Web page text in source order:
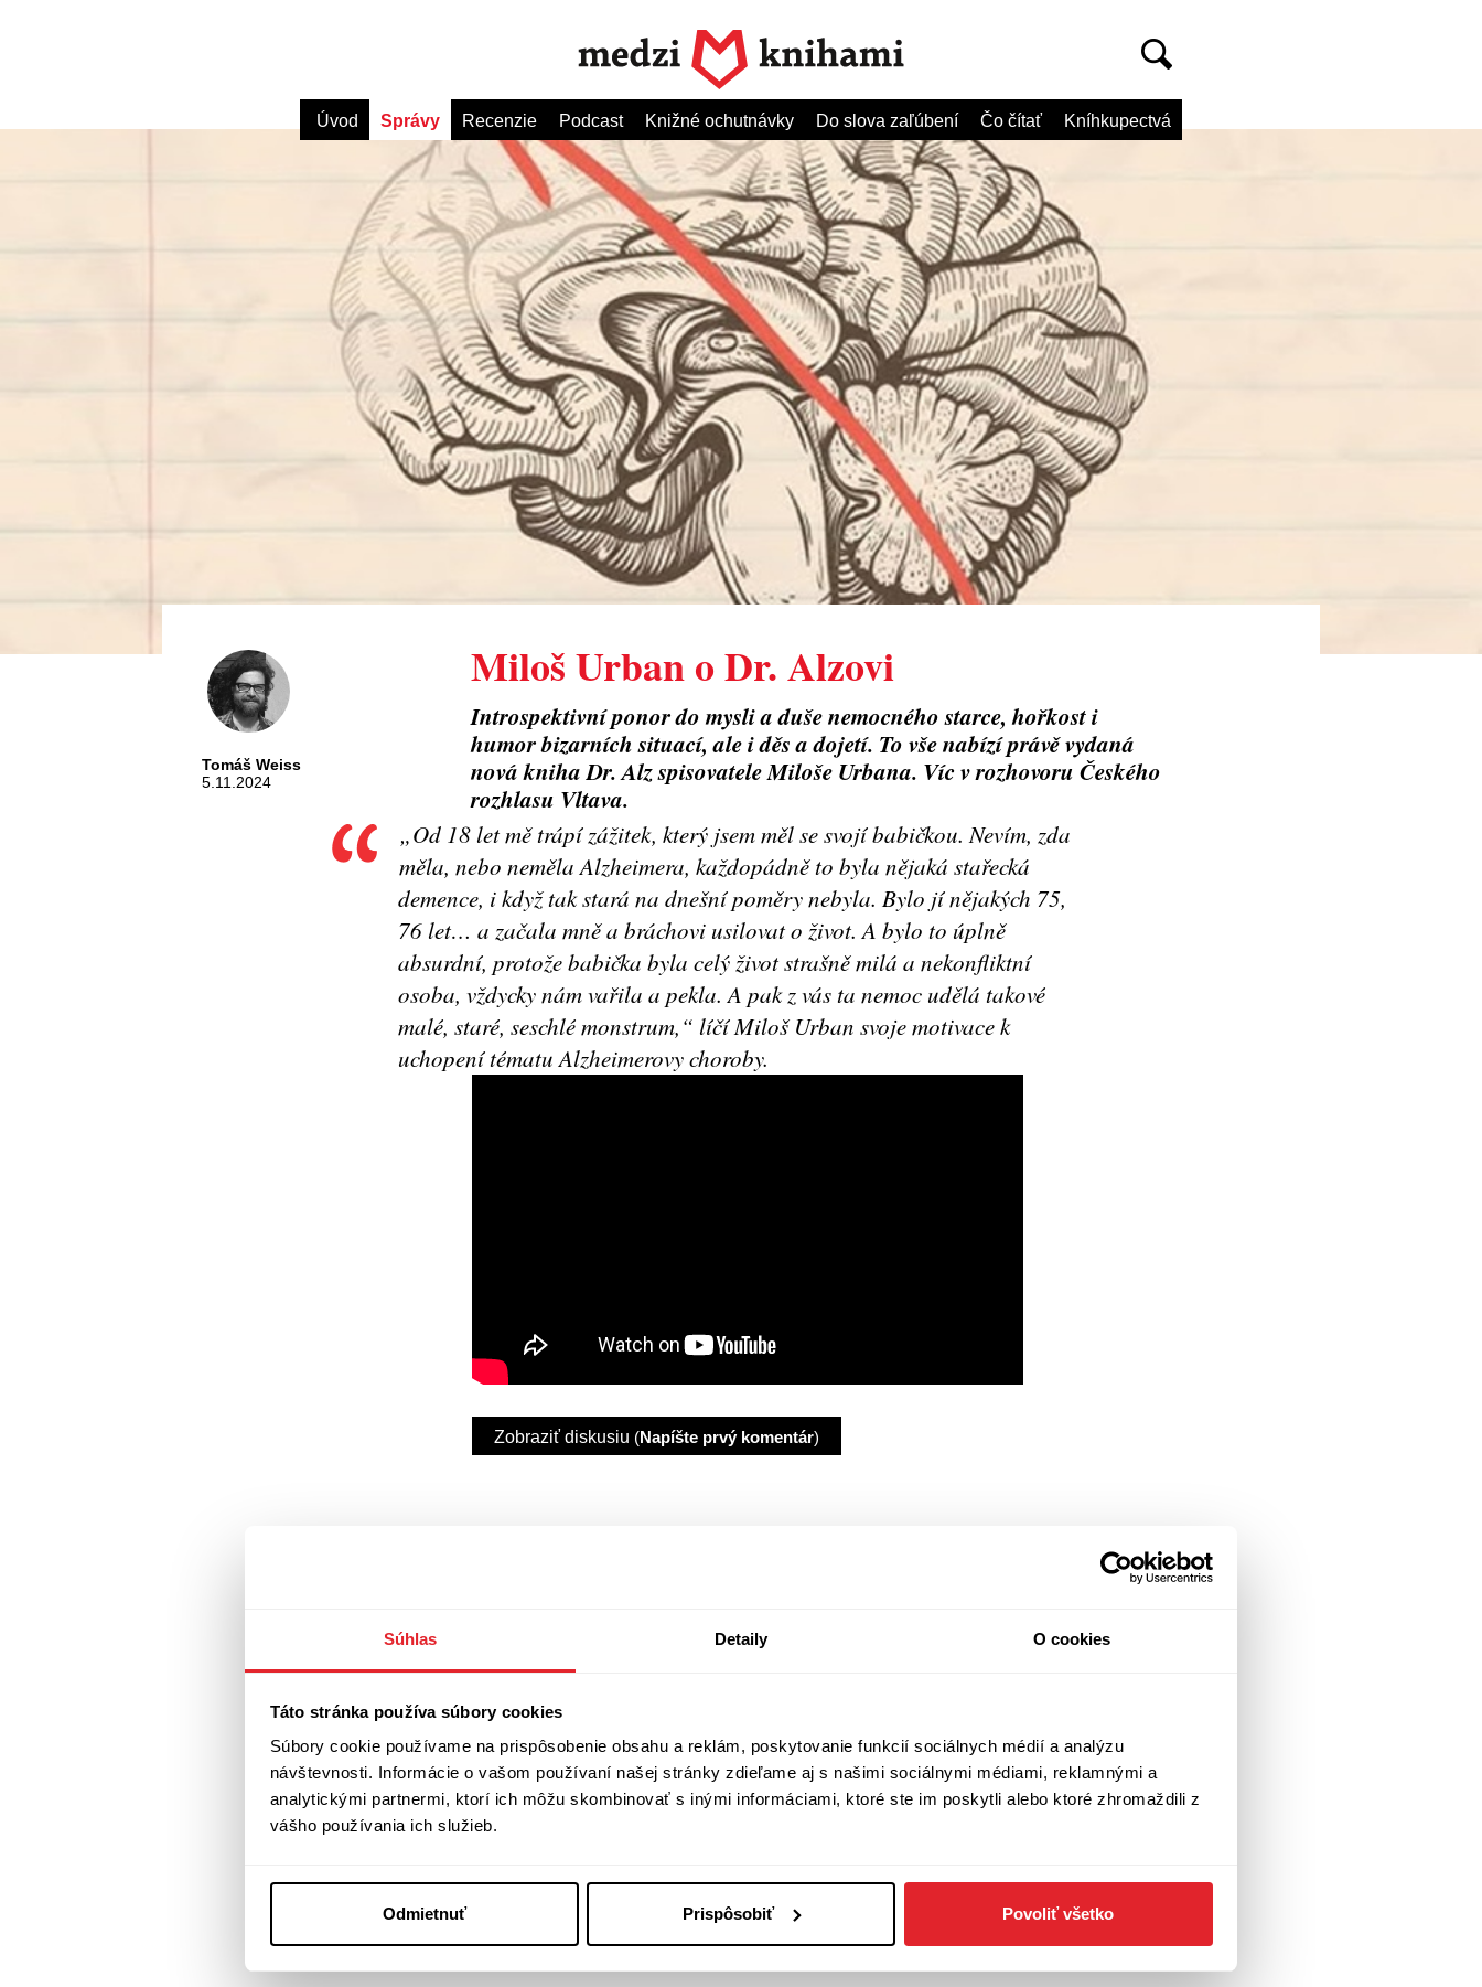
Súhlas Detaily O cookies
Táto stránka používa súbory cookies
Súbory cookie používame na prispôsobenie obsahu a reklám, poskytovanie funkcií sociálnych médií a analýzu
návštevnosti. Informácie o vašom používaní našej stránky zdieľame aj s našimi sociálnymi médiami, reklamnými a
analytickými partnermi, ktorí ich môžu skombinovať s inými informáciami, ktoré ste im poskytli alebo ktoré zhromaždili z
vášho používania ich služieb.
Odmietnuť Prispôsobiť Povoliť všetko
Úvod Správy Recenzie Podcast Knižné ochutnávky Do slova zaľúbení Čo čítať Kníhkupectvá
Tomáš Weiss
5.11.2024
Miloš Urban o Dr. Alzovi
Introspektivní ponor do mysli a duše nemocného starce, hořkost i
humor bizarních situací, ale i děs a dojetí. To vše nabízí právě vydaná
nová kniha Dr. Alz spisovatele Miloše Urbana. Víc v rozhovoru Českého
rozhlasu Vltava.
„Od 18 let mě trápí zážitek, který jsem měl se svojí babičkou. Nevím, zda
měla, nebo neměla Alzheimera, každopádně to byla nějaká stařecká
demence, i když tak stará na dnešní poměry nebyla. Bylo jí nějakých 75,
76 let… a začala mně a bráchovi usilovat o život. A bylo to úplně
absurdní, protože babička byla celý život strašně milá a nekonfliktní
osoba, vždycky nám vařila a pekla. A pak z vás ta nemoc udělá takové
malé, staré, seschlé monstrum,“ líčí Miloš Urban svoje motivace k
uchopení tématu Alzheimerovy choroby.
Zobraziť diskusiu (Napíšte prvý komentár)